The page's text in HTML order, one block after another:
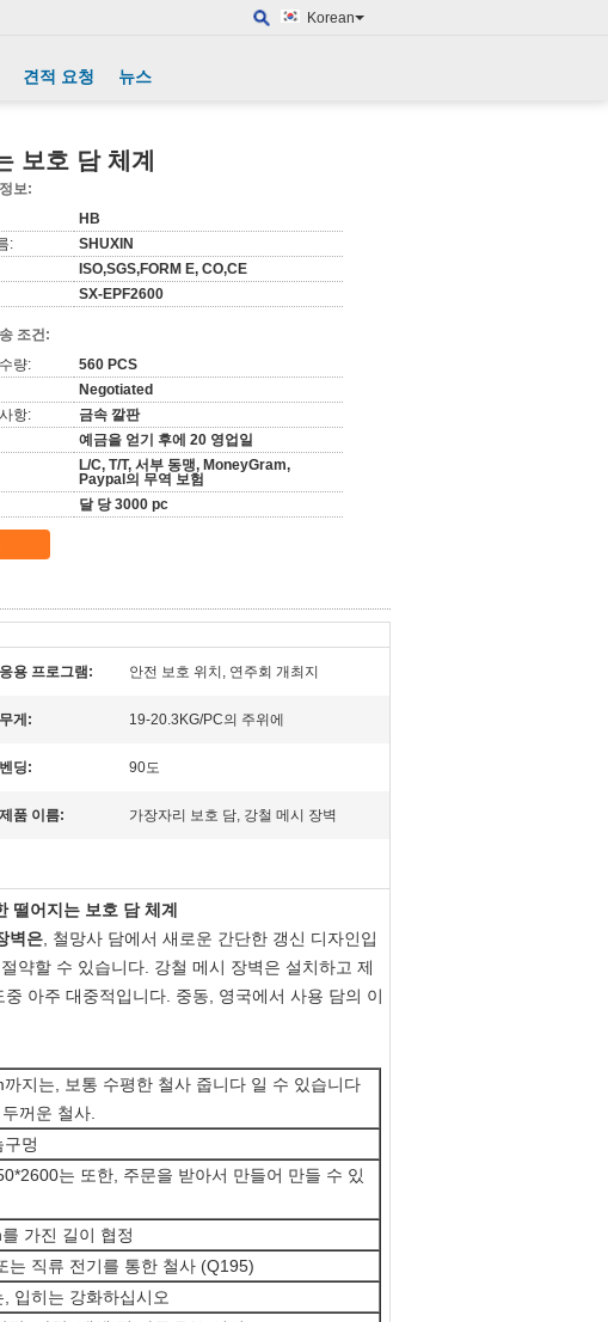
Korean
견적 요청 뉴스
보호 담 체계
보:
HB
:
SHUXIN
ISO,SGS,FORM E, CO,CE
SX-EPF2600
조건:
량:
560 PCS
Negotiated
항:
금속 깔판
예금을 얻기 후에 20 영업일
L/C, T/T, 서부 동맹, MoneyGram,
Paypal의 무역 보험
달 당 3000 pc
응용 프로그램: 안전 보호 위치, 연주회 개최지
무게: 19-20.3KG/PC의 주위에
벤딩: 90도
제품 이름: 가장자리 보호 담, 강철 메시 장벽
떨어지는 보호 담 체계
벽은 , 철망사 담에서 새로운 간단한 갱신 디자인입
약할 수 있습니다. 강철 메시 장벽은 설치하고 제
아주 대중적입니다. 중동, 영국에서 사용 담의 이
지는, 보통 수평한 철사 줍니다 일 수 있습니다
꺼운 철사.
멍
는 또한, 주문을 받아서 만들어 만들 수 있
가진 길이 협정
는 직류 전기를 통한 철사 (Q195)
입히는 강화하십시오